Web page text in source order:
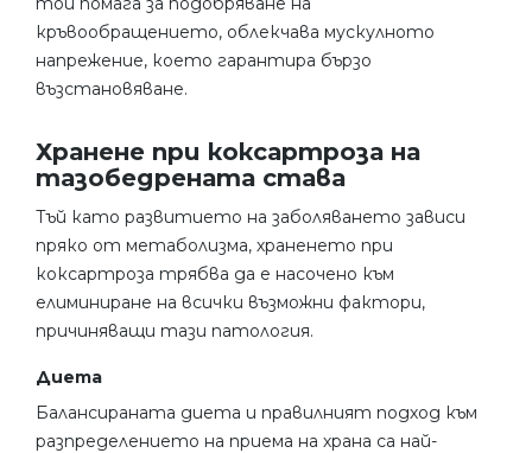
кръвообращението, облекчава мускулното
напрежение, което гарантира бързо
възстановяване.
Хранене при коксартроза на
тазобедрената става
Тъй като развитието на заболяването зависи
пряко от метаболизма, храненето при
коксартроза трябва да е насочено към
елиминиране на всички възможни фактори,
причиняващи тази патология.
Диета
Балансираната диета и правилният подход към
разпределението на приема на храна са най-